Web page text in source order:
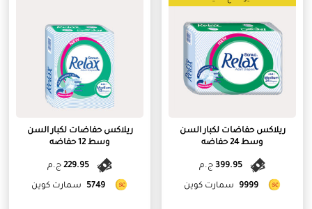
ريلاكس حفاضات لكبار السن
وسط 24 حفاضه
399.95 ج.م
9999 سمارت كوين
ريلاكس حفاضات لكبار السن
وسط 12 حفاضه
229.95 ج.م
5749 سمارت كوين